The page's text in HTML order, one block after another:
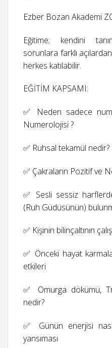
Ezber Bozan Akademi
Eğitime; kendini
sorunlara farklı
herkes katılabilir.
EĞİTİM KAPSAMI:
✅ Neden sadece
Numerolojisi ?
✅ Ruhsal tekamül nedir?
✅ Çakraların Pozitif ve
✅ Sesli sessiz
(Ruh Güdüsünün)
✅ Kişinin bilinçaltının
✅ Önceki hayat
etkileri
✅ Omurga dökümü,
nedir?
✅ Günün enerjisi
yansıması